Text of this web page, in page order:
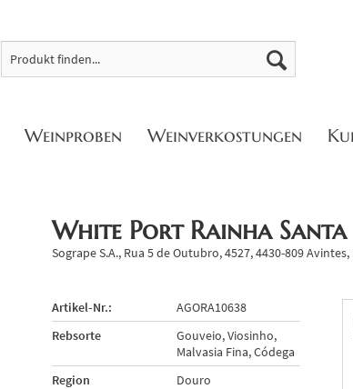
Weinproben Weinverkostungen
White Port Rainha Santa
Sogrape S.A., Rua 5 de Outubro, 4527, 4430-809
Artikel-Nr.:
AGORA10638
Rebsorte
Gouveio, Viosinho,
Malvasia Fina, Códega
Region
Douro